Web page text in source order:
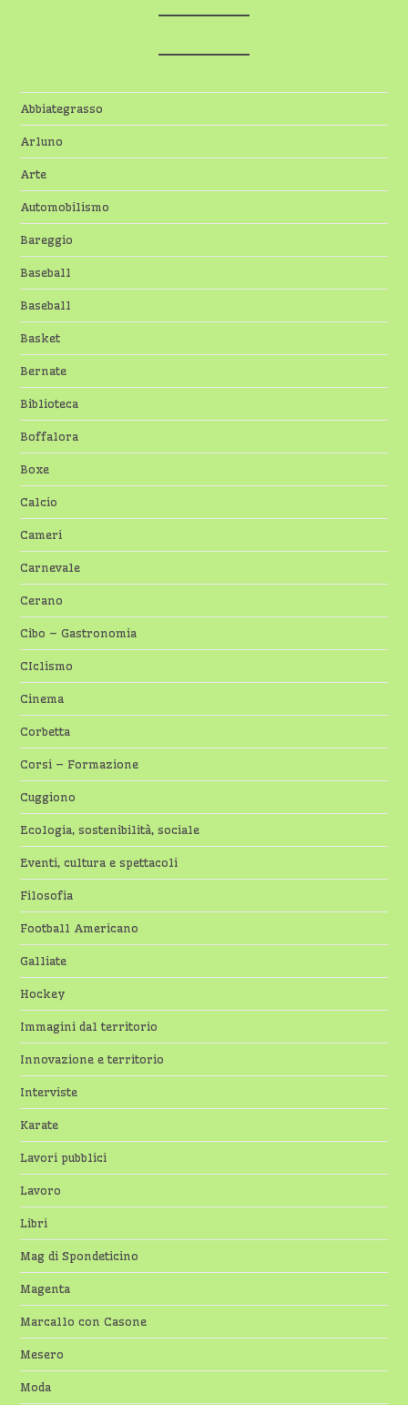
Abbiategrasso
Arluno
Arte
Automobilismo
Bareggio
Baseball
Baseball
Basket
Bernate
Biblioteca
Boffalora
Boxe
Calcio
Cameri
Carnevale
Cerano
Cibo – Gastronomia
CIclismo
Cinema
Corbetta
Corsi – Formazione
Cuggiono
Ecologia, sostenibilità, sociale
Eventi, cultura e spettacoli
Filosofia
Football Americano
Galliate
Hockey
Immagini dal territorio
Innovazione e territorio
Interviste
Karate
Lavori pubblici
Lavoro
Libri
Mag di Spondeticino
Magenta
Marcallo con Casone
Mesero
Moda